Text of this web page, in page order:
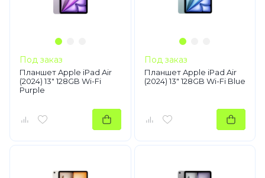
Под заказ
Планшет Apple iPad Air
(2024) 13" 128GB Wi-Fi
Purple
Под заказ
Планшет Apple iPad Air
(2024) 13" 128GB Wi-Fi Blue